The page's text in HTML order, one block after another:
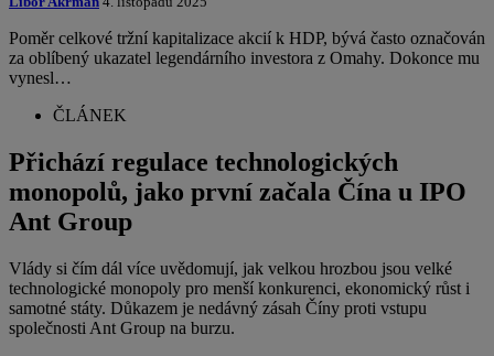
Poměr celkové tržní kapitalizace akcií k HDP, bývá často označován
za oblíbený ukazatel legendárního investora z Omahy. Dokonce mu
vynesl…
ČLÁNEK
Přichází regulace technologických
monopolů, jako první začala Čína u IPO
Ant Group
Vlády si čím dál více uvědomují, jak velkou hrozbou jsou velké
technologické monopoly pro menší konkurenci, ekonomický růst i
samotné státy. Důkazem je nedávný zásah Číny proti vstupu
společnosti Ant Group na burzu.